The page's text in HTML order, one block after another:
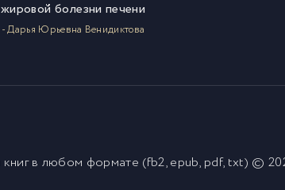
жировой болезни печени
- Дарья Юрьевна Венидиктова
книгв любом формате (fb2, epub, pdf, txt) ©